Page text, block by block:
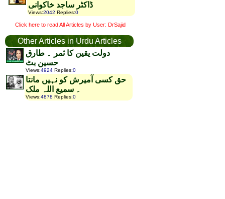
ڈاکٹر ساجد خاکوانی
Views:2042 Replies:0
Click here to read All Articles by User: DrSajid
Other Articles in Urdu Articles
دولت یقین کا ثمر ۔ طارق
حسین بٹ
Views:4924 Replies:0
حق کسی آمیرش کو نہیں مانتا
۔ سمیع اللہ ملک
Views:4878 Replies:0